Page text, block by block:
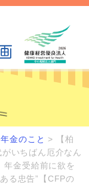
年金のこと >
【柏
いちばん厄介なん
金受給前に欲を
る忠告”【CFPの